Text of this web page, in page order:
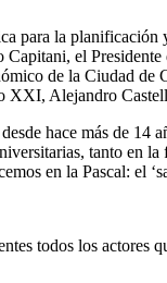
para la
el
de la Ciudad
XXI, Alejandro
hace más de 14
tanto en la
en la Pascal: el
todos los actores